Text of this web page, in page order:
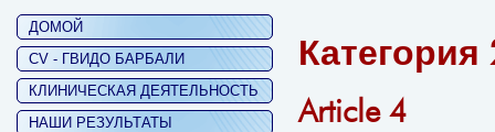
ДОМОЙ
CV - ГВИДО БАРБАЛИ
КЛИНИЧЕСКАЯ ДЕЯТЕЛЬНОСТЬ
НАШИ РЕЗУЛЬТАТЫ
Категория
Article 4